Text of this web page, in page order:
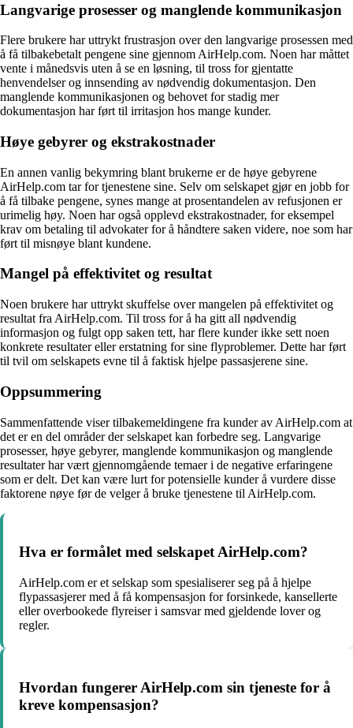
Langvarige prosesser og manglende kommunikasjon
Flere brukere har uttrykt frustrasjon over den langvarige prosessen med
å få tilbakebetalt pengene sine gjennom AirHelp.com. Noen har måttet
vente i månedsvis uten å se en løsning, til tross for gjentatte
henvendelser og innsending av nødvendig dokumentasjon. Den
manglende kommunikasjonen og behovet for stadig mer
dokumentasjon har ført til irritasjon hos mange kunder.
Høye gebyrer og ekstrakostnader
En annen vanlig bekymring blant brukerne er de høye gebyrene
AirHelp.com tar for tjenestene sine. Selv om selskapet gjør en jobb for
å få tilbake pengene, synes mange at prosentandelen av refusjonen er
urimelig høy. Noen har også opplevd ekstrakostnader, for eksempel
krav om betaling til advokater for å håndtere saken videre, noe som har
ført til misnøye blant kundene.
Mangel på effektivitet og resultat
Noen brukere har uttrykt skuffelse over mangelen på effektivitet og
resultat fra AirHelp.com. Til tross for å ha gitt all nødvendig
informasjon og fulgt opp saken tett, har flere kunder ikke sett noen
konkrete resultater eller erstatning for sine flyproblemer. Dette har ført
til tvil om selskapets evne til å faktisk hjelpe passasjerene sine.
Oppsummering
Sammenfattende viser tilbakemeldingene fra kunder av AirHelp.com at
det er en del områder der selskapet kan forbedre seg. Langvarige
prosesser, høye gebyrer, manglende kommunikasjon og manglende
resultater har vært gjennomgående temaer i de negative erfaringene
som er delt. Det kan være lurt for potensielle kunder å vurdere disse
faktorene nøye før de velger å bruke tjenestene til AirHelp.com.
Hva er formålet med selskapet AirHelp.com?
AirHelp.com er et selskap som spesialiserer seg på å hjelpe
flypassasjerer med å få kompensasjon for forsinkede, kansellerte
eller overbookede flyreiser i samsvar med gjeldende lover og
regler.
Hvordan fungerer AirHelp.com sin tjeneste for å
kreve kompensasjon?